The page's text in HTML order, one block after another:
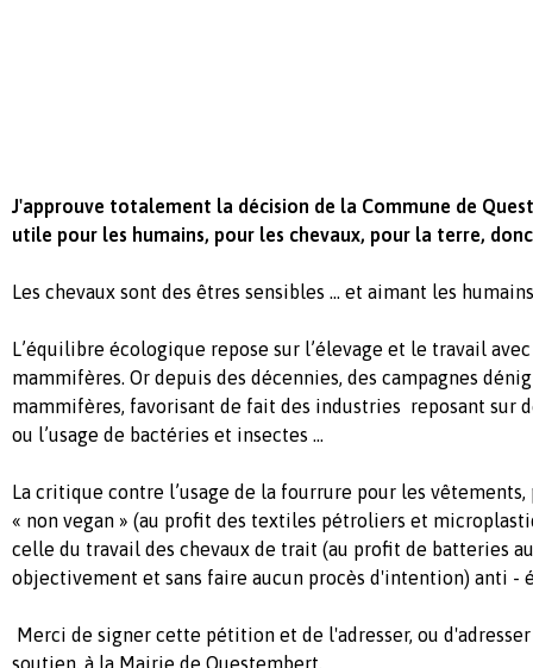
J'approuve totalement la décision de la Commune de
utile pour les humains, pour les chevaux, pour la terre,
Les chevaux sont des êtres sensibles … et aimant les
L’équilibre écologique repose sur l’élevage et le travail
mammifères. Or depuis des décennies, des campagnes
mammifères, favorisant de fait des industries reposant sur
ou l’usage de bactéries et insectes …
La critique contre l’usage de la fourrure pour les
« non vegan » (au profit des textiles pétroliers et
celle du travail des chevaux de trait (au profit de batteries
objectivement et sans faire aucun procès d'intention) anti -
Merci de signer cette pétition et de l'adresser, ou
soutien, à la Mairie de Questembert.